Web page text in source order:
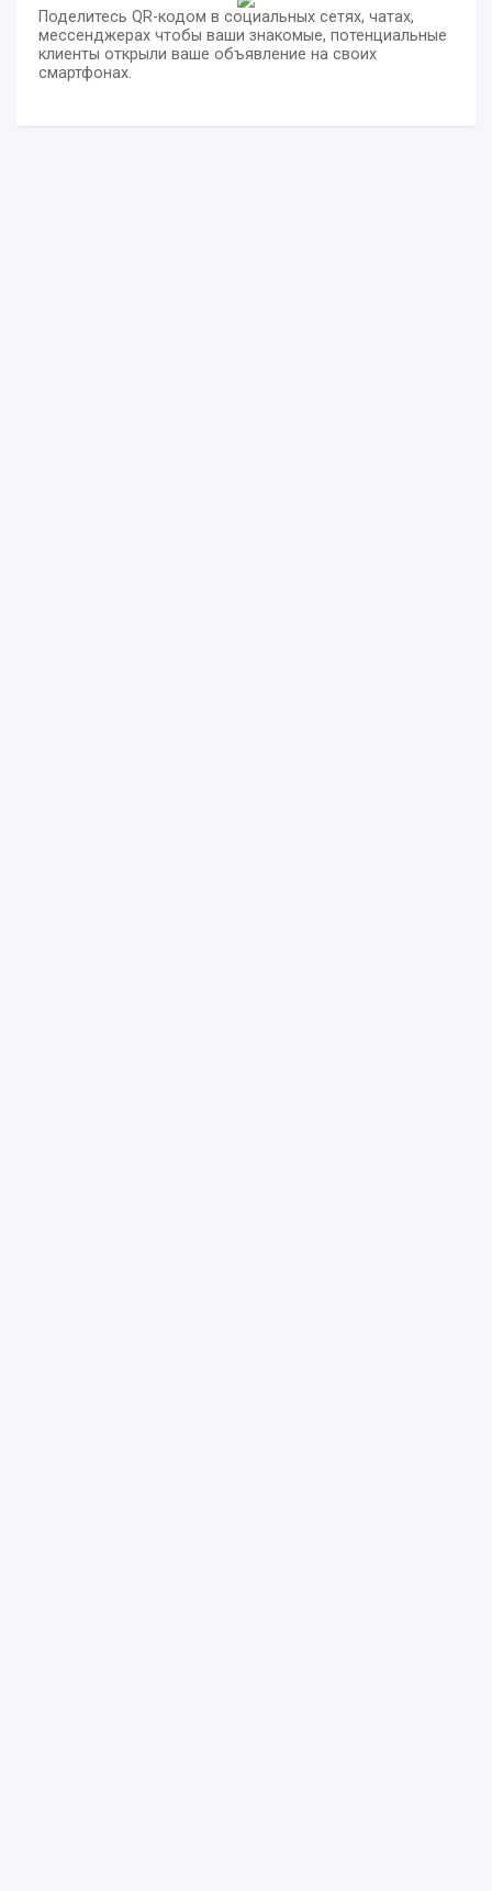
Поделитесь QR-кодом в социальных сетях, чатах,
мессенджерах чтобы ваши знакомые, потенциальные
клиенты открыли ваше объявление на своих
смартфонах.